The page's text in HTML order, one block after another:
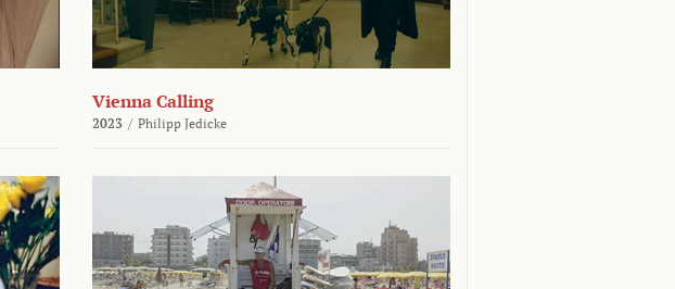
Vienna Calling
2023 / Philipp Jedicke